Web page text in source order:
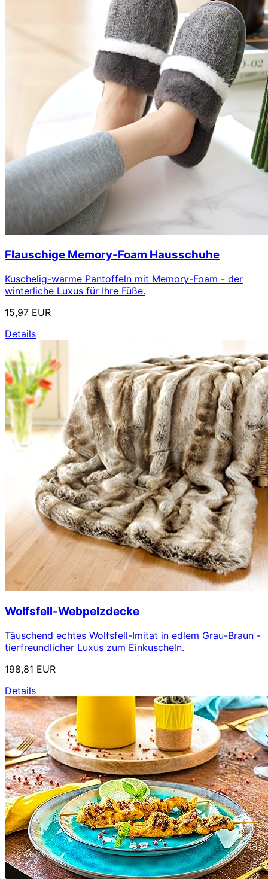
Flauschige Memory-Foam Hausschuhe
Kuschelig-warme Pantoffeln mit Memory-Foam - der
winterliche Luxus für Ihre Füße.
15,97 EUR
Details
Wolfsfell-Webpelzdecke
Täuschend echtes Wolfsfell-Imitat in edlem Grau-Braun -
tierfreundlicher Luxus zum Einkuscheln.
198,81 EUR
Details